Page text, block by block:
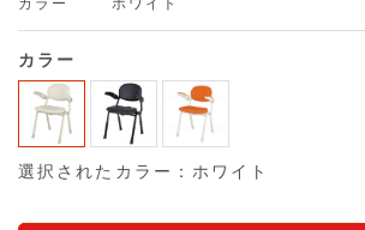
カラー
ホワイト
カラー
選択されたカラー：ホワイト